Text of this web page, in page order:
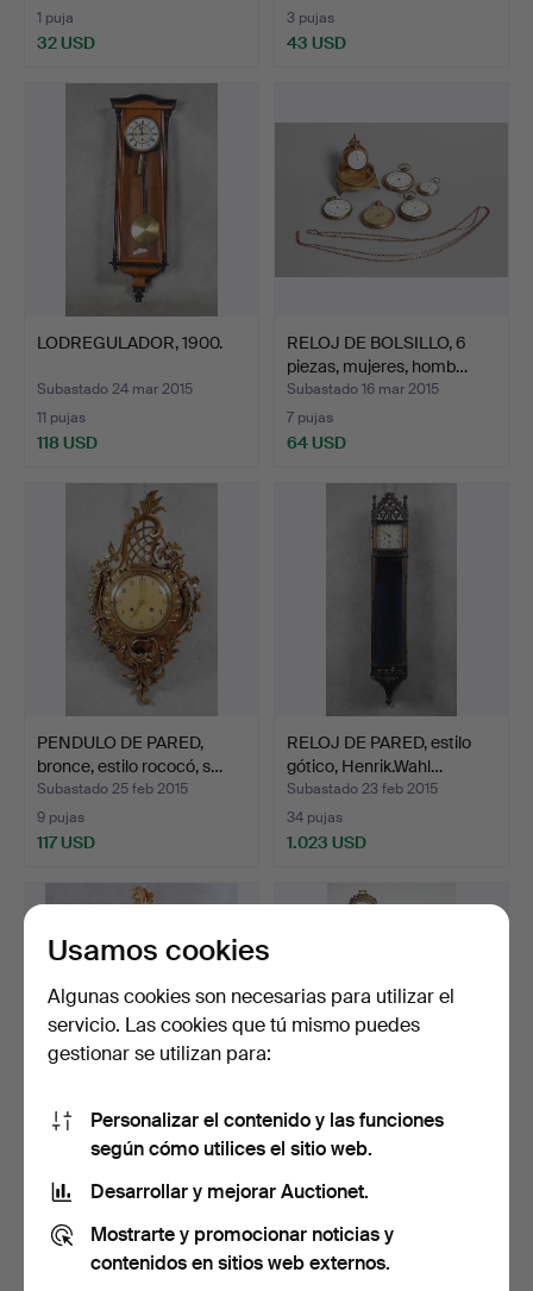
1 puja
32 USD
3 pujas
43 USD
LODREGULADOR, 1900.
Subastado 24 mar 2015
11 pujas
118 USD
RELOJ DE BOLSILLO, 6
piezas, mujeres, homb…
Subastado 16 mar 2015
7 pujas
64 USD
PENDULO DE PARED,
bronce, estilo rococó, s…
Subastado 25 feb 2015
9 pujas
117 USD
RELOJ DE PARED, estilo
gótico, Henrik.Wahl…
Subastado 23 feb 2015
34 pujas
1.023 USD
MUROS, estilo rococó,
Subastado 16 feb 2015
32 USD
RELOJ DE MESA,
en…
Subastado 27 ene 2015
118 USD
Usamos cookies
Algunas cookies son necesarias para utilizar el
servicio. Las cookies que tú mismo puedes
gestionar se utilizan para:
Personalizar el contenido y las funciones
según cómo utilices el sitio web.
Desarrollar y mejorar Auctionet.
Mostrarte y promocionar noticias y
contenidos en sitios web externos.